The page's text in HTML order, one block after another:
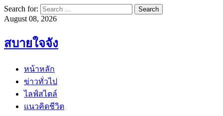
Search for:
August 08, 2026
สบายใจจัง
หน้าหลัก
ข่าวทั่วไป
ไลฟ์สไตล์
แนวคิดชีวิต